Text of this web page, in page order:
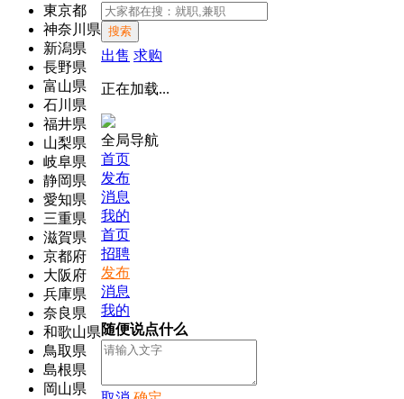
東京都
神奈川県
新潟県
長野県
富山県
石川県
福井県
山梨県
岐阜県
静岡県
愛知県
三重県
滋賀県
京都府
大阪府
兵庫県
奈良県
和歌山県
鳥取県
島根県
岡山県
搜索
出售 求购
正在加载...
全局导航
首页
发布
消息
我的
首页
招聘
发布
消息
我的
随便说点什么